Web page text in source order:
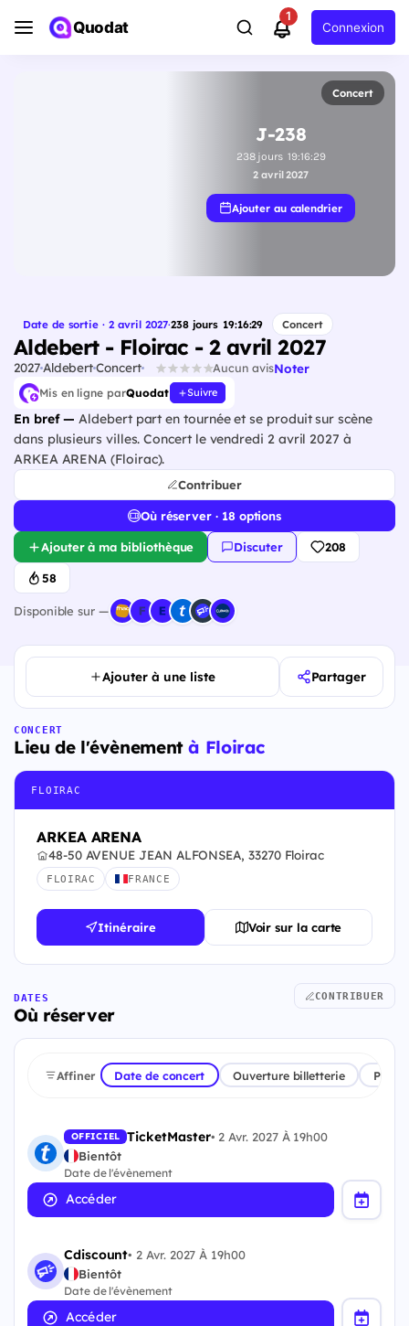
Quodat
1
Connexion
Concert
J-238
238jours 19:16:28
2 avril 2027
Ajouter au calendrier
Date de sortie · 2 avril 2027·238 jours 19:16:28 Concert
Aldebert - Floirac - 2 avril 2027
2027AldebertConcert Aucun avisNoter
Mis en ligne parQuodat Suivre
En bref — Aldebert part en tournée et se produit sur scène
dans plusieurs villes. Concert le vendredi 2 avril 2027 à
ARKEA ARENA (Floirac).
Contribuer
Où réserver · 18 options
Ajouter à ma bibliothèque Discuter 208
58
Disponible sur —
Ajouter à une liste Partager
CONCERT
Lieu de l'évènementà Floirac
FLOIRAC
ARKEA ARENA
48-50 AVENUE JEAN ALFONSEA, 33270 Floirac
FLOIRAC FRANCE
Itinéraire Voir sur la carte
DATES
Où réserver
CONTRIBUER
Affiner Date de concert Ouverture billetterie
OFFICIEL TicketMaster• 2 Avr. 2027 À 19h00
Bientôt
Date de l'évènement
Accéder
Cdiscount• 2 Avr. 2027 À 19h00
Bientôt
Date de l'évènement
Accéder